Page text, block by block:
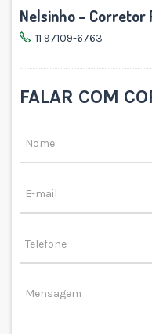
Nelsinho –
11 97109-6763
FALAR COM